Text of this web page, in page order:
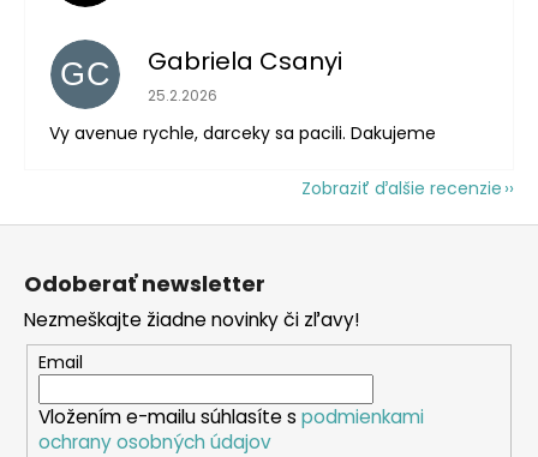
GC Gabriela Csanyi
Hodnotenie obchodu je 5 z 5 hviezdičiek.
25.2.2026
Vy avenue rychle, darceky sa pacili. Dakujeme
Zobraziť ďalšie recenzie
Odoberať newsletter
Nezmeškajte žiadne novinky či zľavy!
Email
Vložením e-mailu súhlasíte s podmienkami
ochrany osobných údajov